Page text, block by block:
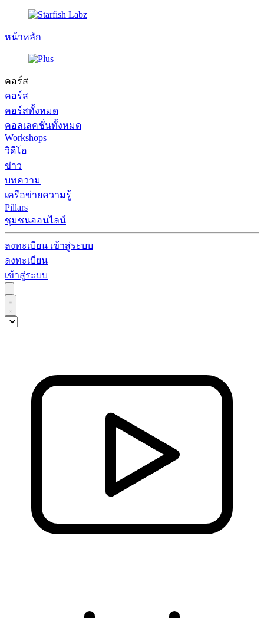
หน้าหลัก
คอร์ส
คอร์ส
คอร์สทั้งหมด
คอลเลคชั่นทั้งหมด
Workshops
วิดีโอ
ข่าว
บทความ
เครือข่ายความรู้
Pillars
ชุมชนออนไลน์
ลงทะเบียน เข้าสู่ระบบ
ลงทะเบียน
เข้าสู่ระบบ